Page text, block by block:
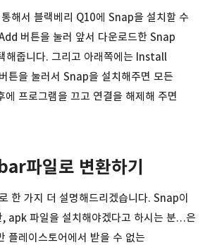
해서 블랙베리 Q10에 Snap을 설치할 수
버튼을 눌러 앞서 다운로드한 Snap
해줍니다. 그리고 아래쪽에는 Install
튼을 눌러서 Snap을 설치해주면 모든
에 프로그램을 끄고 연결을 해제해 주면
파일로 변환하기
한 가지 더 설명해드리겠습니다. Snap이
, apk 파일을 설치해야겠다고 하시는 분…은
플레이스토어에서 받을 수 없는